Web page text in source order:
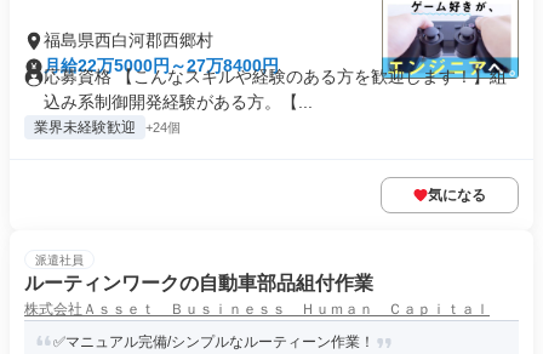
福島県西白河郡西郷村
月給22万5000円～27万8400円
応募資格 【こんなスキルや経験のある方を歓迎します！】組
込み系制御開発経験がある方。【...
業界未経験歓迎 +24個
気になる
派遣社員
ルーティンワークの自動車部品組付作業
株式会社Ａｓｓｅｔ Ｂｕｓｉｎｅｓｓ Ｈｕｍａｎ Ｃａｐｉｔａｌ
✅マニュアル完備/シンプルなルーティーン作業！